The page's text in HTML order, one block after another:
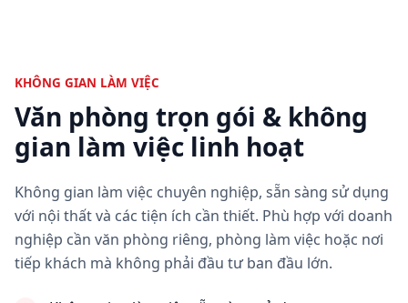
KHÔNG GIAN LÀM VIỆC
Văn phòng trọn gói & không
gian làm việc linh hoạt
Không gian làm việc chuyên nghiệp, sẵn sàng sử dụng
với nội thất và các tiện ích cần thiết. Phù hợp với doanh
nghiệp cần văn phòng riêng, phòng làm việc hoặc nơi
tiếp khách mà không phải đầu tư ban đầu lớn.